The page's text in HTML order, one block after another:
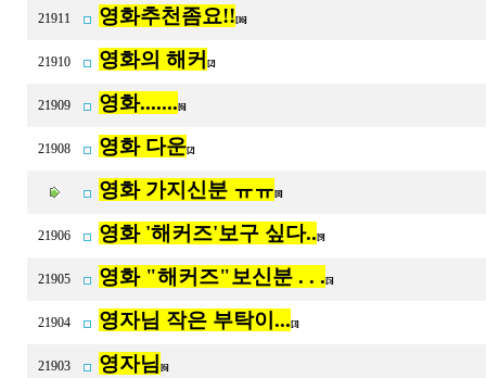
21911 영화추천좀요!! [16]
21910 영화의 해커 [2]
21909 영화....... [6]
21908 영화 다운[2]
영화 가지신분 ㅠㅠ [8]
21906 영화 '해커즈'보구 싶다.. [9]
21905 영화 "해커즈"보신분 . . . [5]
21904 영자님 작은 부탁이... [3]
21903 영자님 [6]